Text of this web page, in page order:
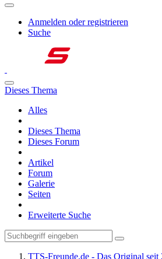
Anmelden oder registrieren
Suche
Dieses Thema
Alles
Dieses Thema
Dieses Forum
Artikel
Forum
Galerie
Seiten
Erweiterte Suche
TTS-Freunde.de - Das Original seit